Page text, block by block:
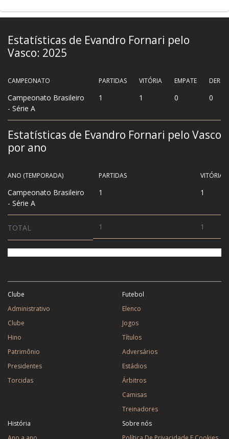
Estatísticas de Evandro Fornari pelo
Vasco: 2025
CAMPEONATO
Campeonato Brasileiro
- Série A
PARTIDAS VITÓRIA EMPATE
1 1 0 0
Estatísticas de Evandro Fornari pelo Vasco
por ano
ANO (TEMPORADA)
Campeonato Brasileiro
- Série A
TOTAL
PARTIDAS VITÓRIA
1 1
1 1
Clube
Administrativo
Clube
Hino
Patrimônio
Presidentes
Torcidas
Futebol
Elenco
Jogos
Títulos
Adversários
Estádios
Árbitros
Camisas
Treinadores
História
Sobre nós